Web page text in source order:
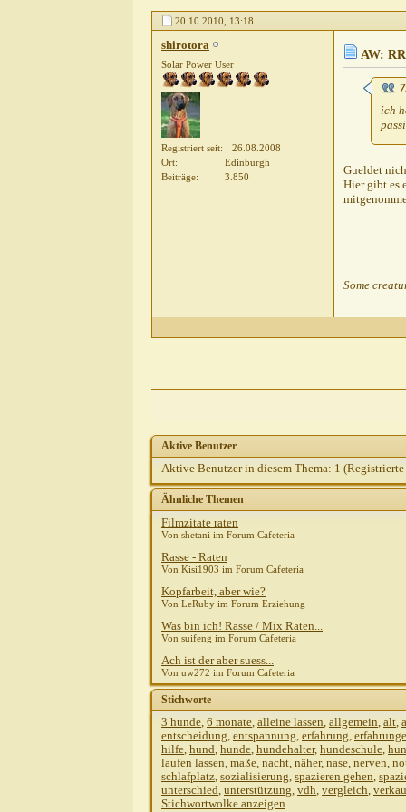
phoenixxAW: RR hat
HeinsAW: RR hat
pete23021972
GastAW:
20.10.2010, 13:18
shirotora
Solar Power User
Registriert seit
26.08.2008
Ort
Edinburgh
Beiträge
3.850
AW:
ich
Gueldet
Hier gibt es
Some
Aktive Benutzer
Aktive Benutzer in diesem Thema: 1
Ähnliche Themen
Filmzitate raten
Von shetani im Forum Cafeteria
Rasse - Raten
Von Kisi1903 im Forum Cafeteria
Kopfarbeit, aber wie?
Von LeRuby im Forum Erziehung
Was bin ich! Rasse / Mix Raten...
Von suifeng im Forum Cafeteria
Ach ist der aber suess...
Von uw272 im Forum Cafeteria
Stichworte
3 hunde, 6 monate, alleine lassen, allgemein, alt,
entscheidung, entspannung, erfahrung,
hilfe, hund, hunde, hundehalter, hundeschule,
laufen lassen, maße, nacht, näher, nase, nerven,
schlafplatz, sozialisierung, spazieren gehen,
unterschied, unterstützung, vdh, vergleich,
Stichwortwolke anzeigen